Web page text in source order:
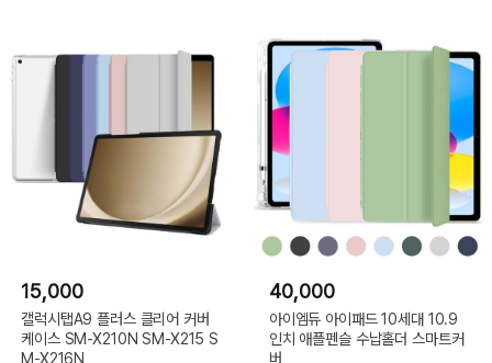
15,000
갤럭시탭A9 플러스 클리어 커버
케이스 SM-X210N SM-X215 S
M-X216N
40,000
아이엠듀 아이패드 10세대 10.9
인치 애플펜슬 수납홀더 스마트커
버